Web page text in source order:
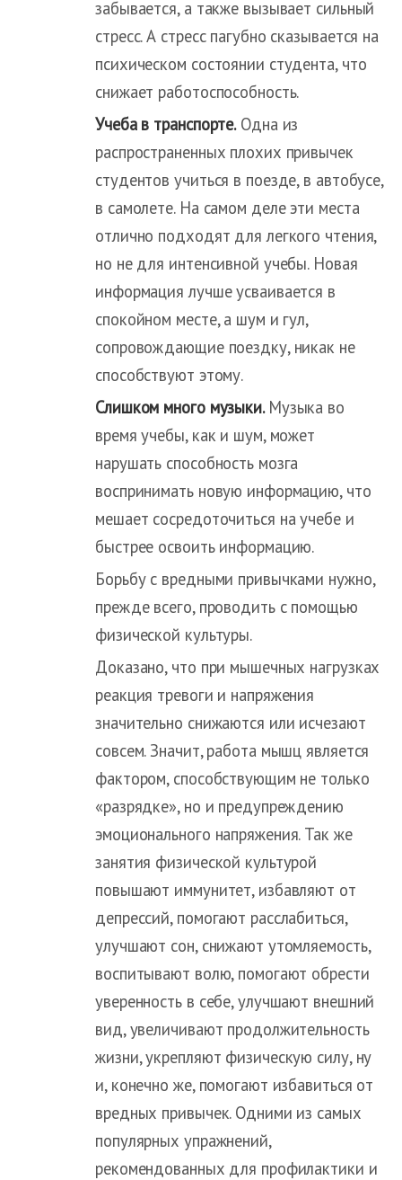
забывается, а также вызывает сильный
стресс. А стресс пагубно сказывается на
психическом состоянии студента, что
снижает работоспособность.
Учеба в транспорте.Одна из
распространенных плохих привычек
студентов учиться в поезде, в автобусе,
в самолете. На самом деле эти места
отлично подходят для легкого чтения,
но не для интенсивной учебы. Новая
информация лучше усваивается в
спокойном месте, а шум и гул,
сопровождающие поездку, никак не
способствуют этому.
Слишком много музыки. Музыка во
время учебы, как и шум, может
нарушать способность мозга
воспринимать новую информацию, что
мешает сосредоточиться на учебе и
быстрее освоить информацию.
Борьбу с вредными привычками нужно,
прежде всего, проводить с помощью
физической культуры.
Доказано, что при мышечных нагрузках
реакция тревоги и напряжения
значительно снижаются или исчезают
совсем. Значит, работа мышц является
фактором, способствующим не только
«разрядке», но и предупреждению
эмоционального напряжения. Так же
занятия физической культурой
повышают иммунитет, избавляют от
депрессий, помогают расслабиться,
улучшают сон, снижают утомляемость,
воспитывают волю, помогают обрести
уверенность в себе, улучшают внешний
вид, увеличивают продолжительность
жизни, укрепляют физическую силу, ну
и, конечно же, помогают избавиться от
вредных привычек. Одними из самых
популярных упражнений,
рекомендованных для профилактики и